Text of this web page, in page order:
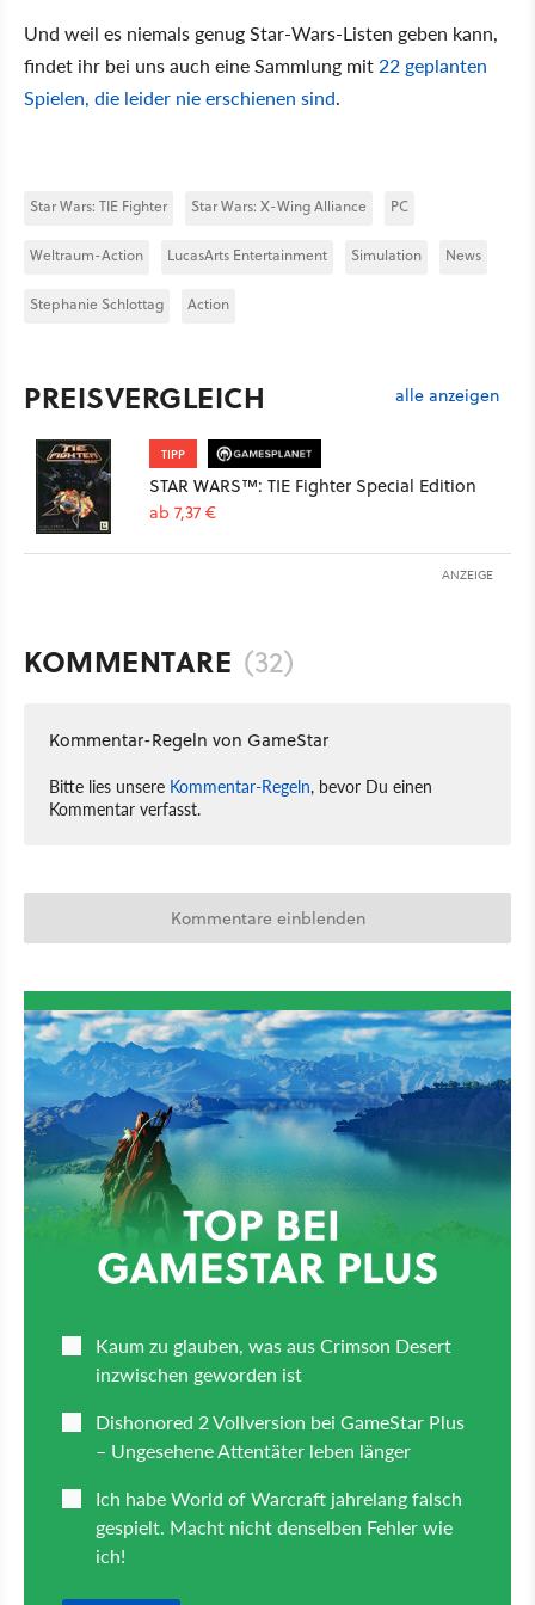
Und weil es niemals genug Star-Wars-Listen geben kann,
findet ihr bei uns auch eine Sammlung mit 22 geplanten
Spielen, die leider nie erschienen sind.
Star Wars: TIE Fighter Star Wars: X-Wing Alliance PC
Weltraum-Action LucasArts Entertainment Simulation News
Stephanie Schlottag Action
PREISVERGLEICH alle anzeigen
TIPP
STAR WARS™: TIE Fighter Special Edition
ab 7,37 €
ANZEIGE
KOMMENTARE (32)
Kommentar-Regeln von GameStar
Bitte lies unsere Kommentar-Regeln, bevor Du einen
Kommentar verfasst.
Kommentare einblenden